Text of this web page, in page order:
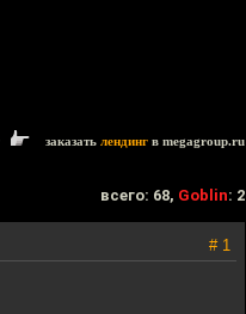
заказать лендинг в megagroup.ru
всего: 68, Goblin: 2
# 1